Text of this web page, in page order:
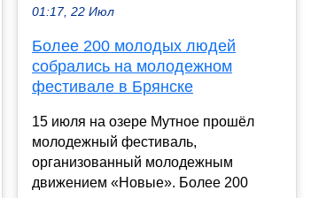
01:17, 22 Июл
Более 200 молодых людей
собрались на молодежном
фестивале в Брянске
15 июля на озере Мутное прошёл
молодежный фестиваль,
организованный молодежным
движением «Новые». Более 200